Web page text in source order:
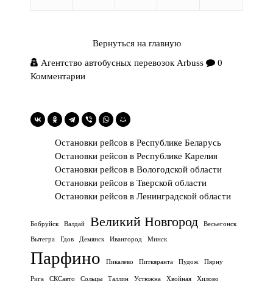
Вернуться на главную
Агентство автобусных перевозок Arbuss
0
Комментарии
Остановки рейсов в Республике Беларусь
Остановки рейсов в Республике Карелия
Остановки рейсов в Вологодской области
Остановки рейсов в Тверской области
Остановки рейсов в Ленинградской области
Бобруйск Валдай Великий Новгород Весьегонск
Вытегра Гдов Демянск Ивангород Минск
Парфино Пикалево Питкяранта Пудож Пярну
Рига СКСавто Сольцы Таллин Устюжна Хвойная Хилово